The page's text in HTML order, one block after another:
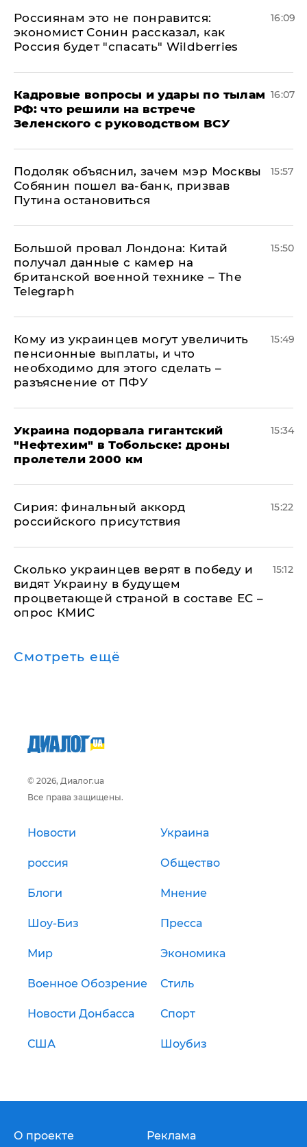
Россиянам это не понравится:
экономист Сонин рассказал, как
Россия будет "спасать" Wildberries
16:09
Кадровые вопросы и удары по тылам
РФ: что решили на встрече
Зеленского с руководством ВСУ
16:07
Подоляк объяснил, зачем мэр Москвы
Собянин пошел ва-банк, призвав
Путина остановиться
15:57
Большой провал Лондона: Китай
получал данные с камер на
британской военной технике – The
Telegraph
15:50
Кому из украинцев могут увеличить
пенсионные выплаты, и что
необходимо для этого сделать –
разъяснение от ПФУ
15:49
Украина подорвала гигантский
"Нефтехим" в Тобольске: дроны
пролетели 2000 км
15:34
​Сирия: финальный аккорд
российского присутствия
15:22
Сколько украинцев верят в победу и
видят Украину в будущем
процветающей страной в составе ЕС –
опрос КМИС
15:12
Смотреть ещё
© 2026, Диалог.ua
Все права защищены.
Новости Украина
россия Общество
Блоги Мнение
Шоу-Биз Пресса
Мир Экономика
Военное Обозрение Стиль
Новости Донбасса Спорт
США Шоубиз
О проекте Реклама